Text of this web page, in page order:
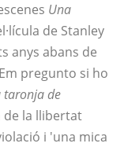
Una
de Stanley
anys abans de
pregunto si ho
taronja de
de la llibertat
i 'una mica